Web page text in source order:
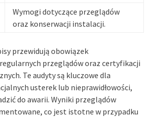
Wymogi dotyczące przeglądów
oraz konserwacji instalacji.
przewidują obowiązek
przeglądów oraz certyfikacji
Te audyty są kluczowe dla
usterek lub nieprawidłowości,
do awarii. Wyniki przeglądów
co jest istotne w przypadku